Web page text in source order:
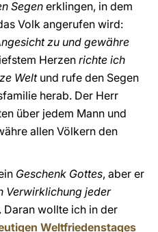
Segenerklingen, in dem
Volk angerufen wird:
zu und gewähre
Herzenrichte ich
Weltund rufe den Segen
herab. Der Herr
über jedem Mann und
allen Völkern den
Geschenk Gottes, aber er
Verwirklichung jeder
. Daran wollte ich in der
Weltfriedenstages